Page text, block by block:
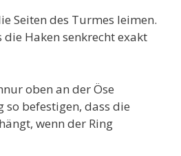
Seiten des Turmes leimen.
Haken senkrecht exakt
oben an der Öse
so befestigen, dass die
wenn der Ring